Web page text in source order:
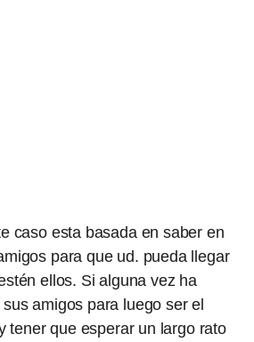
caso esta basada en saber en
para que ud. pueda llegar
ellos. Si alguna vez ha
amigos para luego ser el
tener que esperar un largo rato